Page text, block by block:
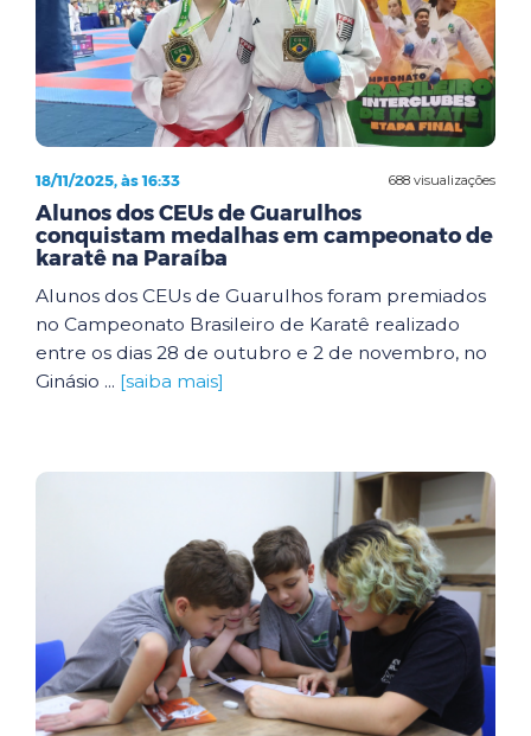
688 visualizações
18/11/2025, às 16:33
Alunos dos CEUs de Guarulhos
conquistam medalhas em campeonato de
karatê na Paraíba
Alunos dos CEUs de Guarulhos foram premiados
no Campeonato Brasileiro de Karatê realizado
entre os dias 28 de outubro e 2 de novembro, no
Ginásio ... [saiba mais]